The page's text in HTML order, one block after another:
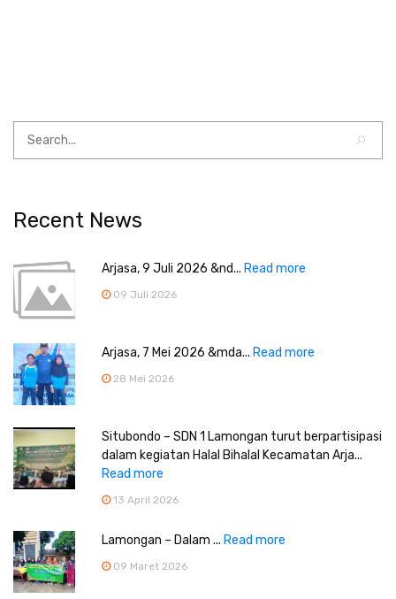
Recent News
Arjasa, 9 Juli 2026 &nd... Read more
09 Juli 2026
Arjasa, 7 Mei 2026 &mda... Read more
28 Mei 2026
Situbondo – SDN 1 Lamongan turut berpartisipasi
dalam kegiatan Halal Bihalal Kecamatan Arja...
Read more
13 April 2026
Lamongan – Dalam ... Read more
09 Maret 2026